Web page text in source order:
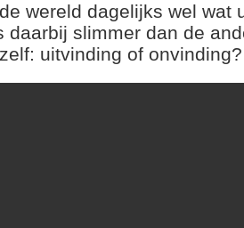
wereld dagelijks wel wat
daarbij slimmer dan de
uitvinding of onvinding?